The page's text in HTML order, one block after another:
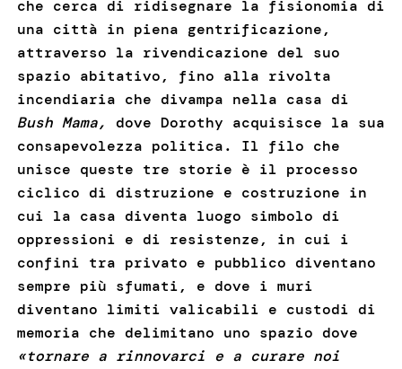
che cerca di ridisegnare la fisionomia di
una città in piena gentrificazione,
attraverso la rivendicazione del suo
spazio abitativo, fino alla rivolta
incendiaria che divampa nella casa di
Bush Mama, dove Dorothy acquisisce la sua
consapevolezza politica. Il filo che
unisce queste tre storie è il processo
ciclico di distruzione e costruzione in
cui la casa diventa luogo simbolo di
oppressioni e di resistenze, in cui i
confini tra privato e pubblico diventano
sempre più sfumati, e dove i muri
diventano limiti valicabili e custodi di
memoria che delimitano uno spazio dove
«tornare a rinnovarci e a curare noi